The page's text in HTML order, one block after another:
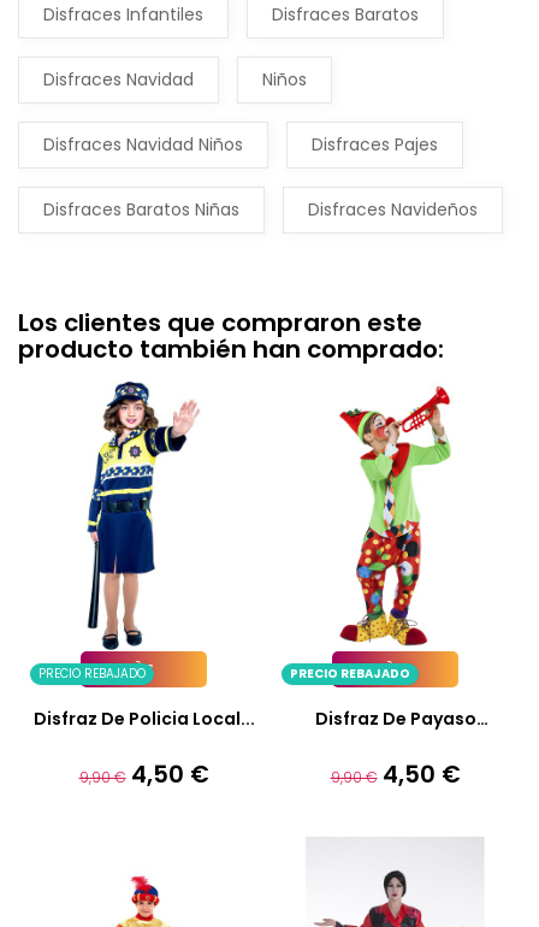
Disfraces Infantiles Disfraces Baratos
Disfraces Navidad Niños
Disfraces Navidad Niños Disfraces Pajes
Disfraces Baratos Niñas Disfraces Navideños
Los clientes que compraron este
producto también han comprado:
PRECIO REBAJADO
Añadir A La Cesta
Disfraz De Policia Local...
Precio
9,90 € Precio
4,50 €
PRECIO REBAJADO
Añadir A La Cesta
Disfraz De Payaso
Precio
9,90 € Precio
4,50 €